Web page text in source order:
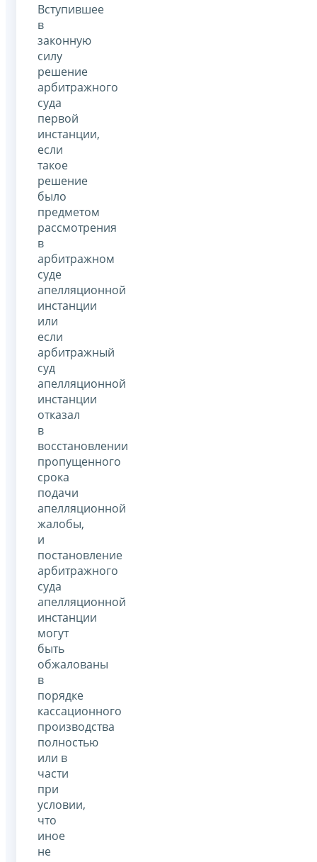
Вступившее
в
законную
силу
решение
арбитражного
суда
первой
инстанции,
если
такое
решение
было
предметом
рассмотрения
в
арбитражном
суде
апелляционной
инстанции
или
если
арбитражный
суд
апелляционной
инстанции
отказал
в
восстановлении
пропущенного
срока
подачи
апелляционной
жалобы,
и
постановление
арбитражного
суда
апелляционной
инстанции
могут
быть
обжалованы
в
порядке
кассационного
производства
полностью
или в
части
при
условии,
что
иное
не